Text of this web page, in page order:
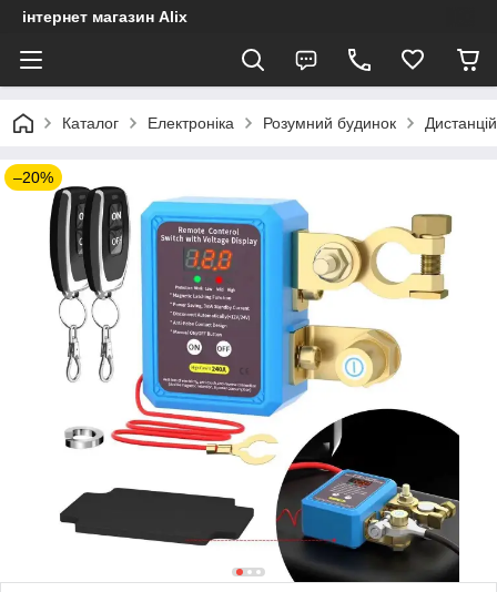
інтернет магазин Alix
Каталог Електроніка Розумний будинок
–20%